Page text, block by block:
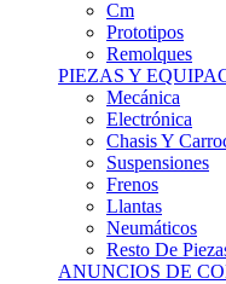
Remolques
PIEZAS Y
Mecánica
Electrónica
Chasis Y
Suspensiones
Frenos
Llantas
Neumáticos
Resto De Piezas
ANUNCIOS DE
Compra